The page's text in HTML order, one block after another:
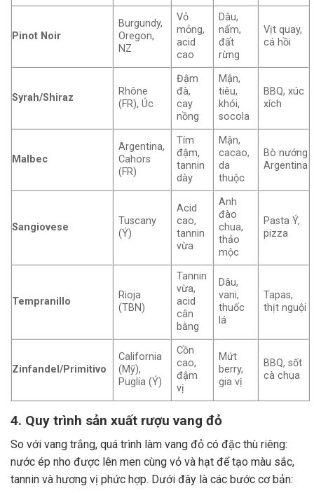
Pinot Noir
Burgundy,
Oregon,
NZ
Vỏ
mỏng,
acid
cao
Dâu,
nấm,
đất
rừng
Vịt quay,
cá hồi
Syrah/Shiraz
Rhône
(FR), Úc
Đậm
đà,
cay
nồng
Mận,
tiêu,
khói,
socola
BBQ, xúc
xích
Malbec
Argentina,
Cahors
(FR)
Tím
đậm,
tannin
dày
Mận,
cacao,
da
thuộc
Bò nướng
Argentina
Sangiovese
Tuscany
(Ý)
Acid
cao,
tannin
vừa
Anh
đào
chua,
thảo
mộc
Pasta Ý,
pizza
Tempranillo
Rioja
(TBN)
Tannin
vừa,
acid
cân
bằng
Dâu,
vani,
thuốc
lá
Tapas,
thịt nguội
Zinfandel/Primitivo
California
(Mỹ),
Puglia (Ý)
Cồn
cao,
đậm
vị
Mứt
berry,
gia vị
BBQ, sốt
cà chua
4. Quy trình sản xuất rượu vang đỏ
So với vang trắng, quá trình làm vang đỏ có đặc thù riêng:
nước ép nho được lên men cùng vỏ và hạt để tạo màu sắc,
tannin và hương vị phức hợp. Dưới đây là các bước cơ bản: